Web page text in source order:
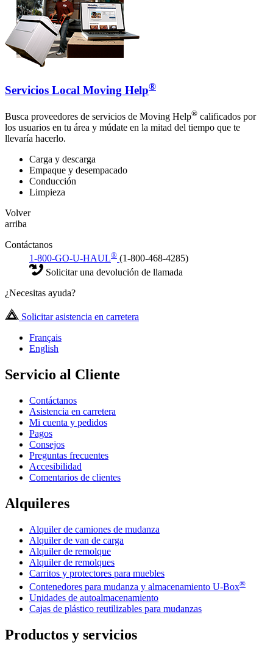
Servicios Local Moving Help®
Busca proveedores de servicios de Moving Help® calificados por
los usuarios en tu área y múdate en la mitad del tiempo que te
llevaría hacerlo.
Carga y descarga
Empaque y desempacado
Conducción
Limpieza
Volver
arriba
Contáctanos
1-800-GO-U-HAUL® (1-800-468-4285)
Solicitar una devolución de llamada
¿Necesitas ayuda?
Solicitar asistencia en carretera
Français
English
Servicio al Cliente
Contáctanos
Asistencia en carretera
Mi cuenta y pedidos
Pagos
Consejos
Preguntas frecuentes
Accesibilidad
Comentarios de clientes
Alquileres
Alquiler de camiones de mudanza
Alquiler de van de carga
Alquiler de remolque
Alquiler de remolques
Carritos y protectores para muebles
Contenedores para mudanza y almacenamiento U-Box®
Unidades de autoalmacenamiento
Cajas de plástico reutilizables para mudanzas
Productos y servicios